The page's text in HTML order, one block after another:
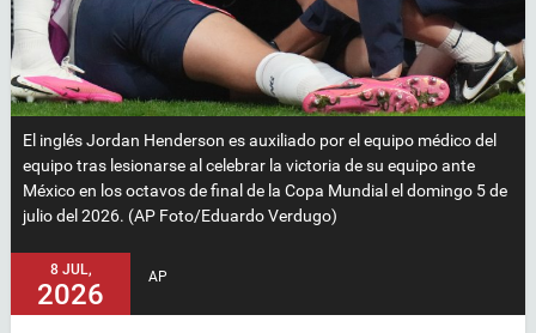
El inglés Jordan Henderson es auxiliado por el equipo médico del
equipo tras lesionarse al celebrar la victoria de su equipo ante
México en los octavos de final de la Copa Mundial el domingo 5 de
julio del 2026. (AP Foto/Eduardo Verdugo)
8 JUL,
2026
AP